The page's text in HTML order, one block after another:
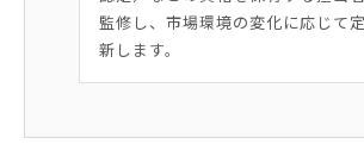
監修し、市場環境の変化に応じて
新します。